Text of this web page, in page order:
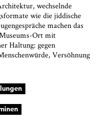
wechselnde
wie die jiddische
machen das
Ort mit
Haltung: gegen
Versöhnung